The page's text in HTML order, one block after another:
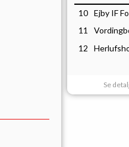
10 Ejby IF
11
12
Se